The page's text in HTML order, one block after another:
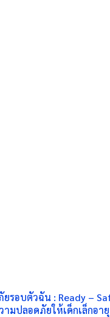
บตัวฉัน : Ready –
มปลอดภัยให้เด็กเล็กอ